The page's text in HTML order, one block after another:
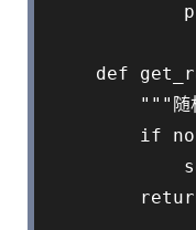
def
"""随
if